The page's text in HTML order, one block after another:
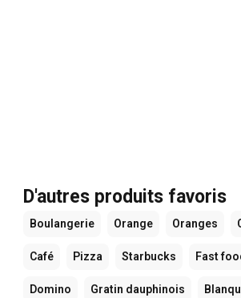
D'autres produits favoris
Boulangerie Orange Oranges
Café Pizza Starbucks Fast
Domino Gratin dauphinois